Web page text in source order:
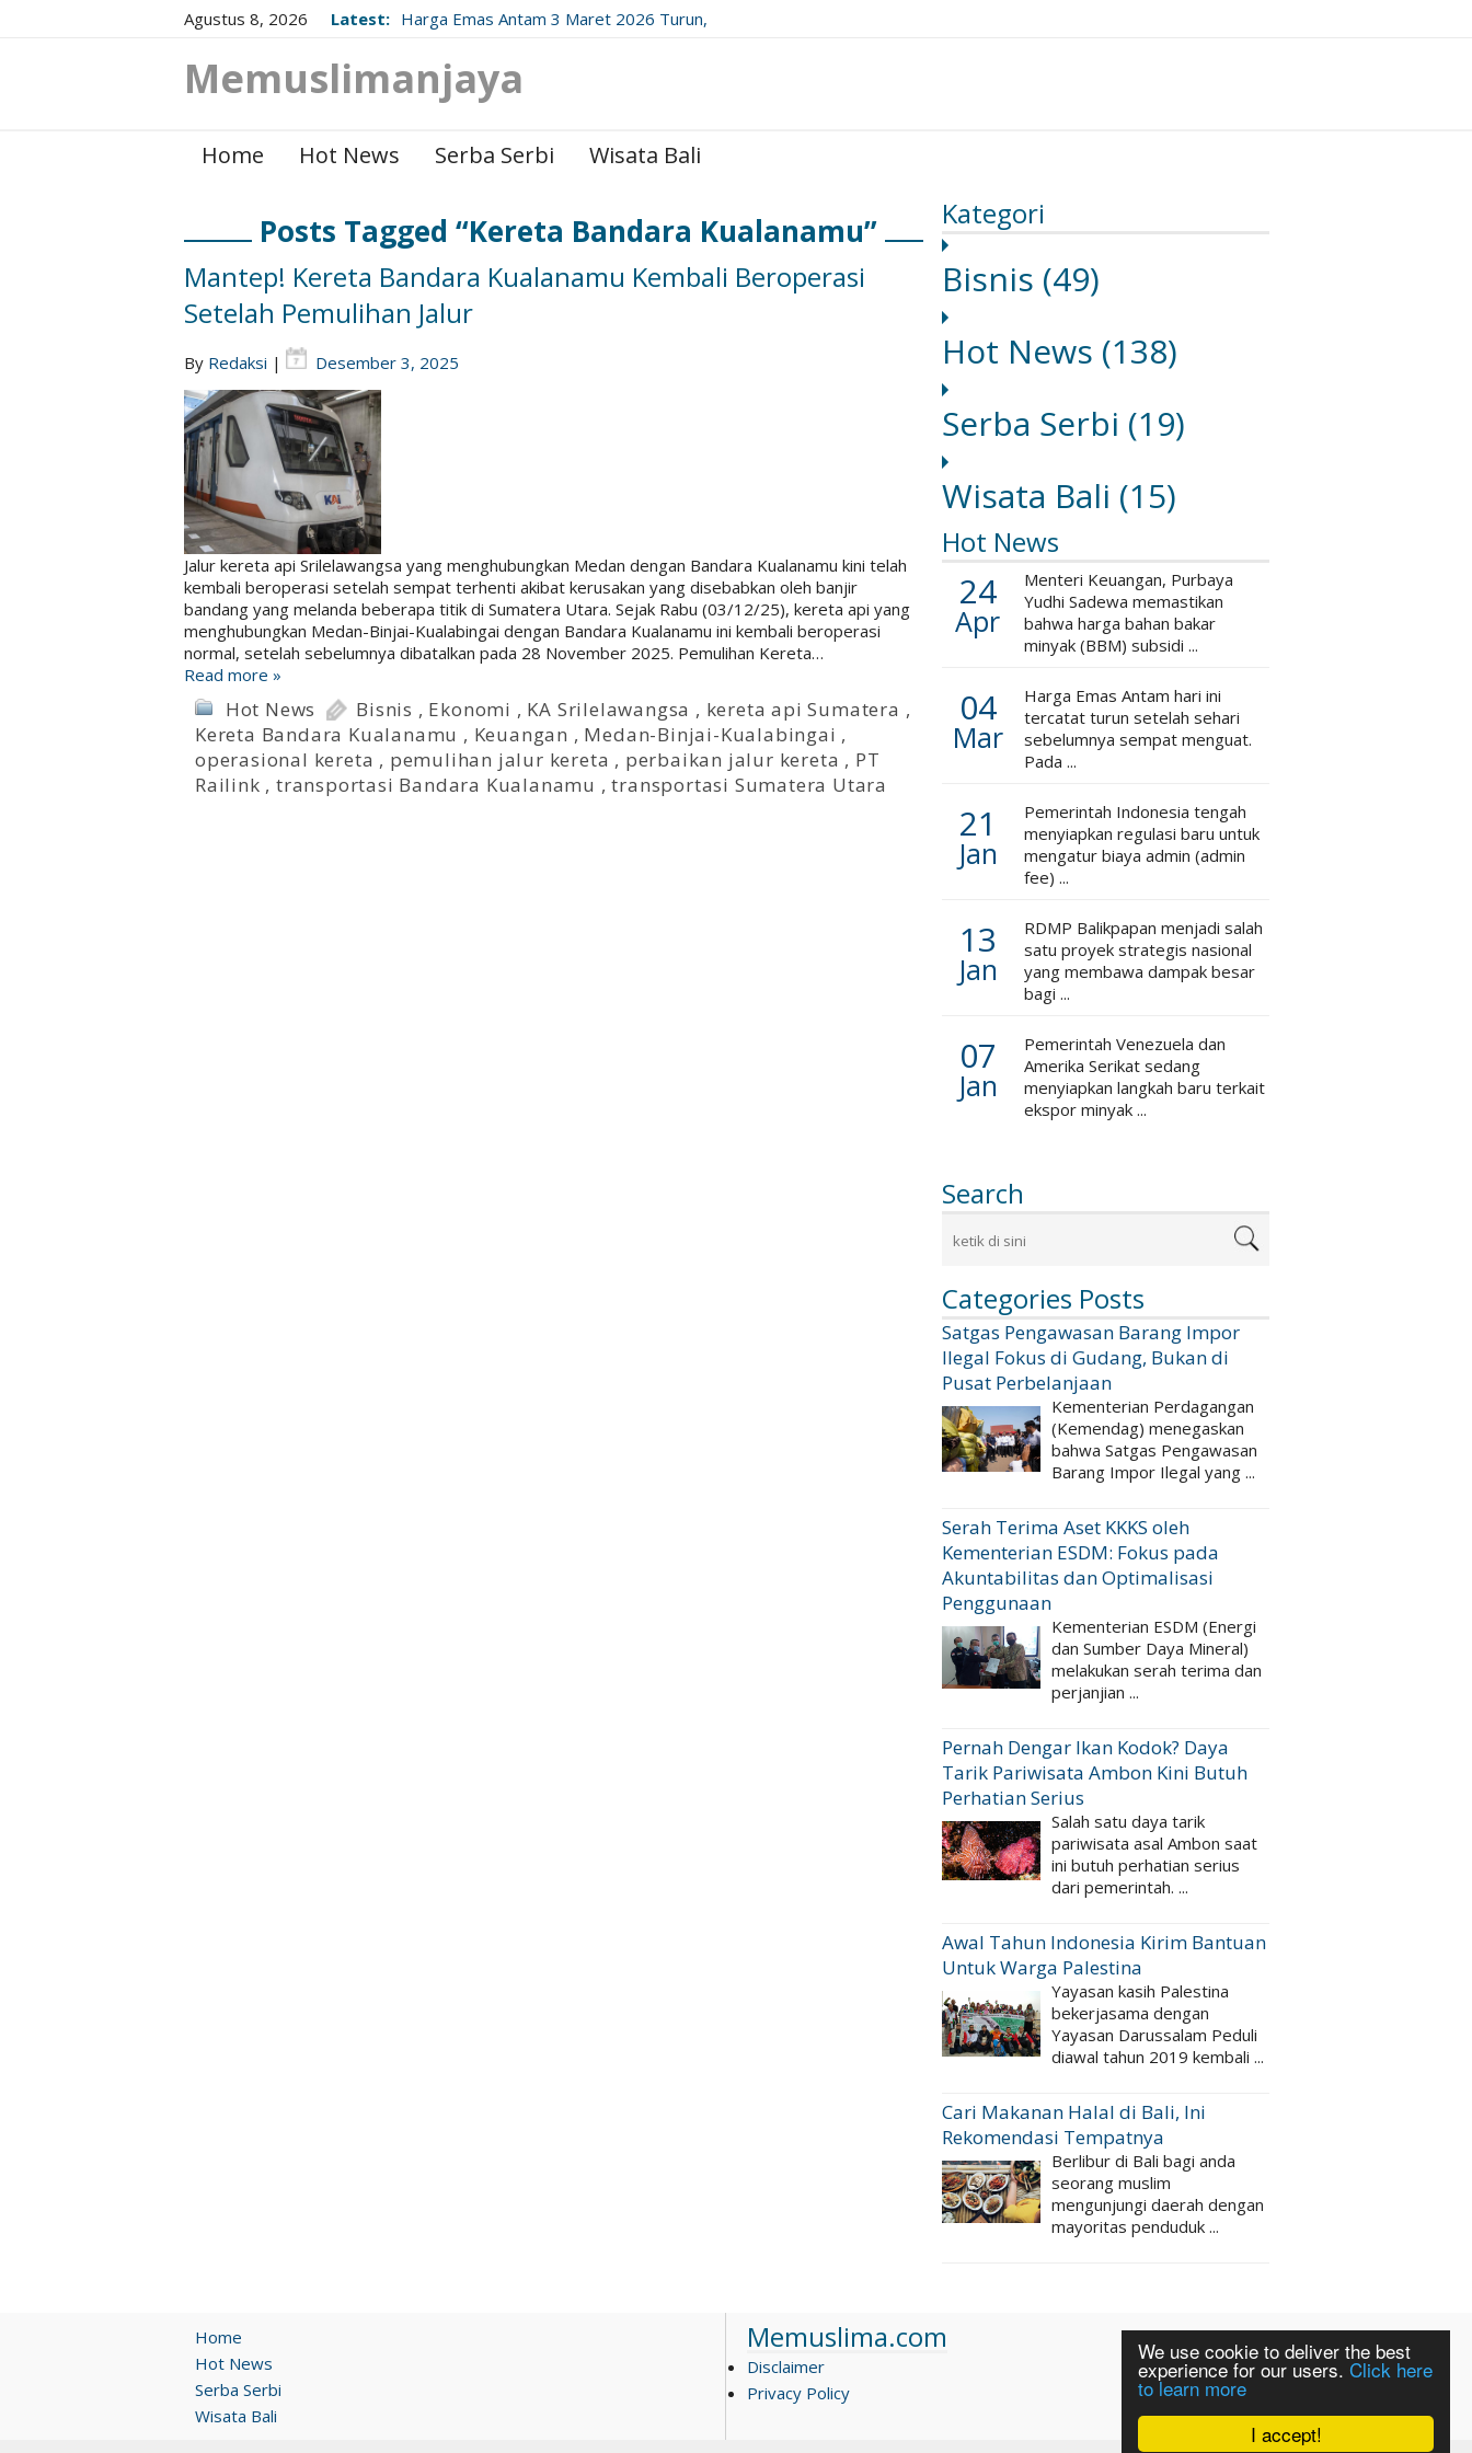
I accept!
We use cookie to deliver the best
experience for our users. Click here
to learn more
Agustus 8, 2026 Latest: Harga Emas Antam 3 Maret 2026 Turun,
Memuslimanjaya
Home Hot News Serba Serbi Wisata Bali
Kategori
Bisnis (49)
Hot News (138)
Serba Serbi (19)
Wisata Bali (15)
Hot News
24
Apr
Menteri Keuangan, Purbaya
Yudhi Sadewa memastikan
bahwa harga bahan bakar
minyak (BBM) subsidi ...
04
Mar
Harga Emas Antam hari ini
tercatat turun setelah sehari
sebelumnya sempat menguat.
Pada ...
21
Jan
Pemerintah Indonesia tengah
menyiapkan regulasi baru untuk
mengatur biaya admin (admin
fee) ...
13
Jan
RDMP Balikpapan menjadi salah
satu proyek strategis nasional
yang membawa dampak besar
bagi ...
07
Jan
Pemerintah Venezuela dan
Amerika Serikat sedang
menyiapkan langkah baru terkait
ekspor minyak ...
Search
Categories Posts
Satgas Pengawasan Barang Impor
Ilegal Fokus di Gudang, Bukan di
Pusat Perbelanjaan
Kementerian Perdagangan
(Kemendag) menegaskan
bahwa Satgas Pengawasan
Barang Impor Ilegal yang ...
Serah Terima Aset KKKS oleh
Kementerian ESDM: Fokus pada
Akuntabilitas dan Optimalisasi
Penggunaan
Kementerian ESDM (Energi
dan Sumber Daya Mineral)
melakukan serah terima dan
perjanjian ...
Pernah Dengar Ikan Kodok? Daya
Tarik Pariwisata Ambon Kini Butuh
Perhatian Serius
Salah satu daya tarik
pariwisata asal Ambon saat
ini butuh perhatian serius
dari pemerintah. ...
Awal Tahun Indonesia Kirim Bantuan
Untuk Warga Palestina
Yayasan kasih Palestina
bekerjasama dengan
Yayasan Darussalam Peduli
diawal tahun 2019 kembali ...
Cari Makanan Halal di Bali, Ini
Rekomendasi Tempatnya
Berlibur di Bali bagi anda
seorang muslim
mengunjungi daerah dengan
mayoritas penduduk ...
Posts Tagged “Kereta Bandara Kualanamu”
Mantep! Kereta Bandara Kualanamu Kembali Beroperasi
Setelah Pemulihan Jalur
By Redaksi | Desember 3, 2025
Jalur kereta api Srilelawangsa yang menghubungkan Medan dengan Bandara Kualanamu kini telah
kembali beroperasi setelah sempat terhenti akibat kerusakan yang disebabkan oleh banjir
bandang yang melanda beberapa titik di Sumatera Utara. Sejak Rabu (03/12/25), kereta api yang
menghubungkan Medan-Binjai-Kualabingai dengan Bandara Kualanamu ini kembali beroperasi
normal, setelah sebelumnya dibatalkan pada 28 November 2025. Pemulihan Kereta…
Read more »
Hot News Bisnis , Ekonomi , KA Srilelawangsa , kereta api Sumatera ,
Kereta Bandara Kualanamu , Keuangan , Medan-Binjai-Kualabingai ,
operasional kereta , pemulihan jalur kereta , perbaikan jalur kereta , PT
Railink ,transportasi Bandara Kualanamu ,transportasi Sumatera Utara
Home
Hot News
Serba Serbi
Wisata Bali
Memuslima.com
Disclaimer
Privacy Policy